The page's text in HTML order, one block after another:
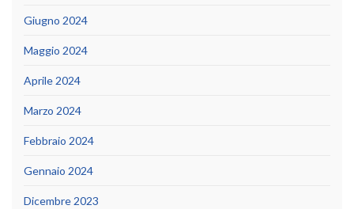
Giugno 2024
Maggio 2024
Aprile 2024
Marzo 2024
Febbraio 2024
Gennaio 2024
Dicembre 2023